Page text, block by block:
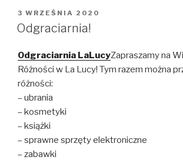
OPUBLIKOWANE
W
3 WRZEŚNIA 2020
Odgraciarnia!
Odgraciarnia LaLucyZapraszamy na
Różności w La Lucy! Tym razem można
różności:
– ubrania
– kosmetyki
– książki
– sprawne sprzęty elektroniczne
– zabawki